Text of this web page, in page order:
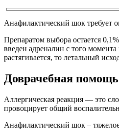
Анафилактический шок требует
Препаратом выбора остается
введен адреналин с того
растягивается, то летальный
Доврачебная
Аллергическая реакция — это
провоцирует общий
Анафилактический шок –